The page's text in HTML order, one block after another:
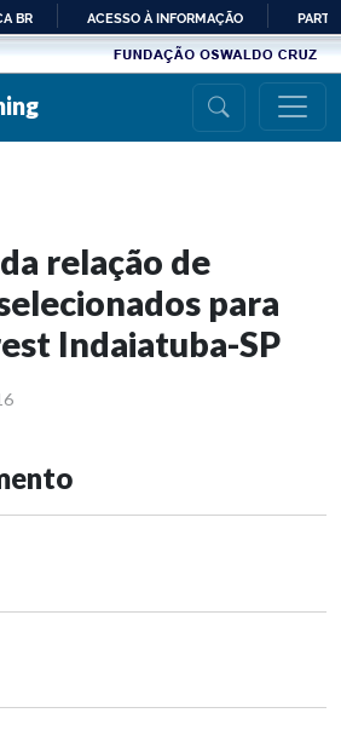
PARA
BR ACESSO À INFORMAÇÃO
relação de
para
Indaiatuba-SP